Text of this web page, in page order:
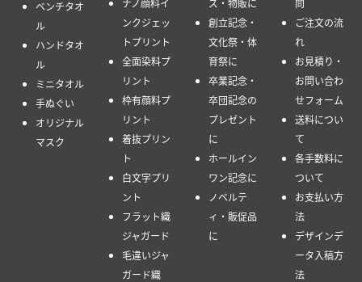
ベンチタオ
ル
ハンドタオ
ル
ミニタオル
手ぬぐい
オリジナル
マスク
ンクジェッ
トプリント
全面染料プ
リント
枠有顔料プ
リント
着抜プリン
ト
白文字プリ
ント
フラット織
ジャガード
毛違いジャ
ガード織
創立記念・
文化祭・体
育祭に
卒業記念・
卒団記念の
プレゼント
に
ホールイン
ワン記念に
ノベルテ
ィ・販促品
に
ご注文の流
れ
お見積り・
お問い合わ
せフォーム
送料につい
て
各手数料に
ついて
お支払い方
法
デザインデ
ータ入稿方
法